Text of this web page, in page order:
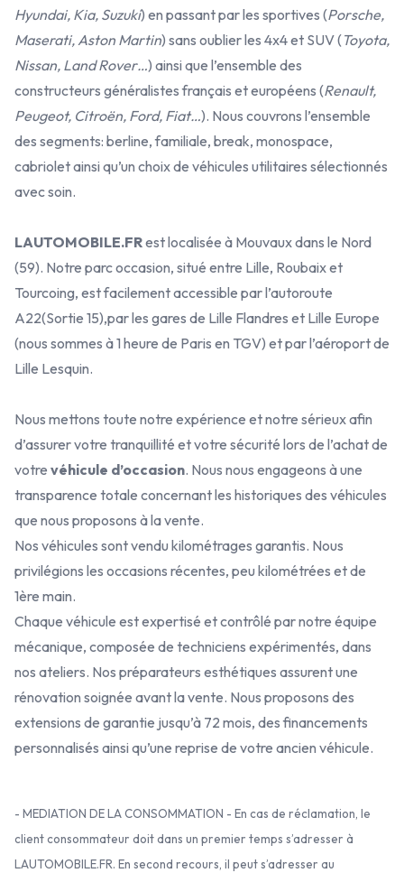
Hyundai, Kia, Suzuki) en passant par les sportives (Porsche,
Maserati, Aston Martin) sans oublier les 4x4 et SUV (Toyota,
Nissan, Land Rover…) ainsi que l’ensemble des
constructeurs généralistes français et européens (Renault,
Peugeot, Citroën, Ford, Fiat…). Nous couvrons l’ensemble
des segments: berline, familiale, break, monospace,
cabriolet ainsi qu’un choix de véhicules utilitaires sélectionnés
avec soin.
LAUTOMOBILE.FRest localisée à Mouvaux dans le Nord
(59). Notre parc occasion, situé entre Lille, Roubaix et
Tourcoing, est facilement accessible par l’autoroute
A22(Sortie 15),par les gares de Lille Flandres et Lille Europe
(nous sommes à 1 heure de Paris en TGV) et par l’aéroport de
Lille Lesquin.
Nous mettons toute notre expérience et notre sérieux afin
d’assurer votre tranquillité et votre sécurité lors de l’achat de
votre véhicule d’occasion. Nous nous engageons à une
transparence totale concernant les historiques des véhicules
que nous proposons à la vente.
Nos véhicules sont vendu kilométrages garantis. Nous
privilégions les occasions récentes, peu kilométrées et de
1ère main.
Chaque véhicule est expertisé et contrôlé par notre équipe
mécanique, composée de techniciens expérimentés, dans
nos ateliers. Nos préparateurs esthétiques assurent une
rénovation soignée avant la vente. Nous proposons des
extensions de garantie jusqu’à 72 mois, des financements
personnalisés ainsi qu’une reprise de votre ancien véhicule.
- MEDIATION DE LA CONSOMMATION - En cas de réclamation, le
client consommateur doit dans un premier temps s’adresser à
LAUTOMOBILE.FR. En second recours, il peut s’adresser au